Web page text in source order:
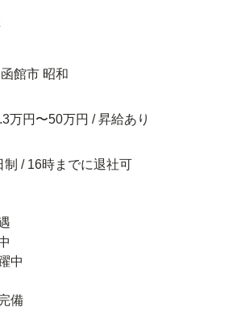
館市 昭和
万円〜50万円 / 昇給あり
制 / 16時までに退社可
中
備